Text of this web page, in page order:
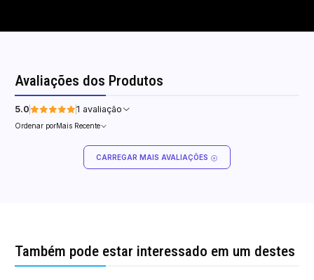
Avaliações dos Produtos
5.0 1 avaliação
Ordenar porMais Recente
CARREGAR MAIS AVALIAÇÕES
Também pode estar interessado em um destes